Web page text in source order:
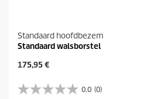
Standaard hoofdbezem
Standaard walsborstel
H
i
d
175,95 €
0.0 (0)
0